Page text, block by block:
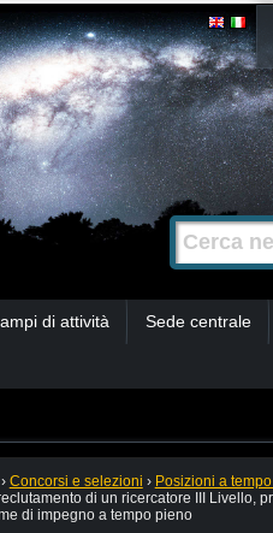
Cerca nel
di attività Sede centrale
› Concorsi e selezioni › Posizioni a
di un ricercatore III Livello,
di impegno a tempo pieno